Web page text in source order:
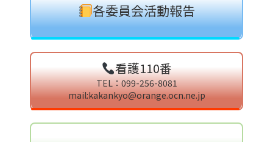
各委員会活動報告
看護110番
TEL：099-256-8081
mail:kakankyo@orange.ocn.ne.jp